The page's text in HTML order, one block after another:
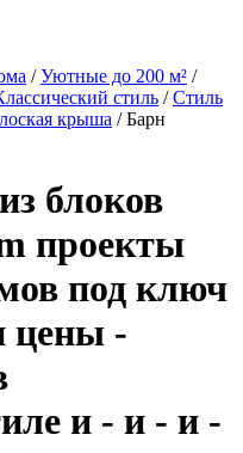
/Уютные до 200 м² /
стиль /Стиль
крыша /Барн
блоков
проекты
под ключ
цены -
и - и - и -